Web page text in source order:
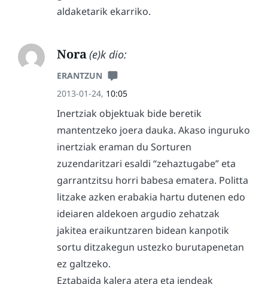
aldaketarik ekarriko.
Nora(e)k dio:
ERANTZUN
2013-01-24, 10:05
Inertziak objektuak bide beretik
mantentzeko joera dauka. Akaso inguruko
inertziak eraman du Sorturen
zuzendaritzari esaldi “zehaztugabe” eta
garrantzitsu horri babesa ematera. Politta
litzake azken erabakia hartu dutenen edo
ideiaren aldekoen argudio zehatzak
jakitea eraikuntzaren bidean kanpotik
sortu ditzakegun ustezko burutapenetan
ez galtzeko.
Eztabaida kalera atera eta jendeak